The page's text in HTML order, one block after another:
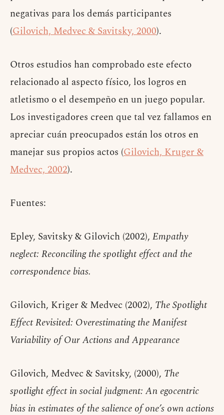
negativas para los demás participantes
(Gilovich, Medvec & Savitsky, 2000).
Otros estudios han comprobado este efecto
relacionado al aspecto físico, los logros en
atletismo o el desempeño en un juego popular.
Los investigadores creen que tal vez fallamos en
apreciar cuán preocupados están los otros en
manejar sus propios actos (Gilovich, Kruger &
Medvec, 2002).
Fuentes:
Epley, Savitsky & Gilovich (2002), Empathy
neglect: Reconciling the spotlight effect and the
correspondence bias.
Gilovich, Kriger & Medvec (2002), The Spotlight
Effect Revisited: Overestimating the Manifest
Variability of Our Actions and Appearance
Gilovich, Medvec & Savitsky, (2000), The
spotlight effect in social judgment: An egocentric
bias in estimates of the salience of one’s own actions